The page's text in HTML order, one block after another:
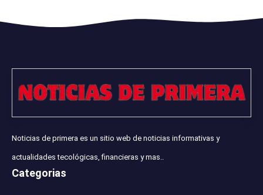
Noticias de primera es un sitio web de noticias informativas y
actualidades tecológicas, financieras y mas..
Categorias